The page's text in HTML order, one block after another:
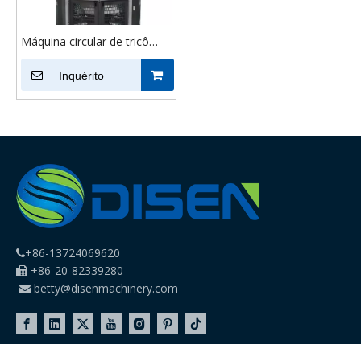
Máquina circular de tricô
tubular de malha única
Inquérito
+86-13724069620
 +86-20-82339280
 betty@disenmachinery.com